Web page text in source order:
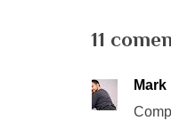
11
Mark